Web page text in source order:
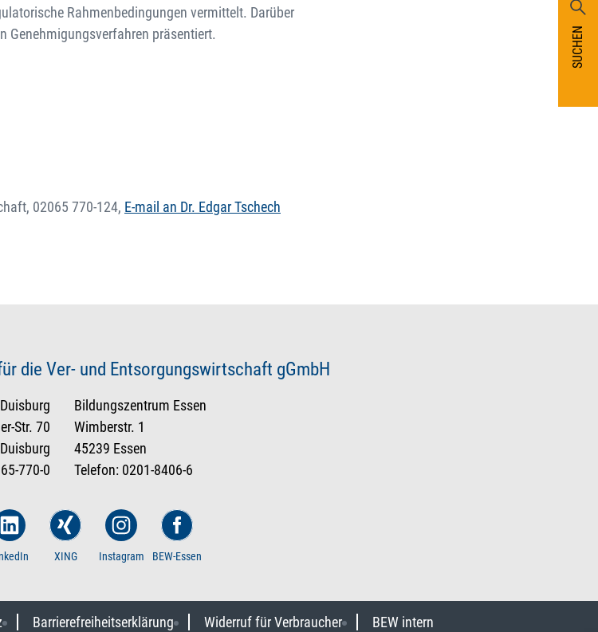
SUCHEN
Rahmenbedingungen vermittelt. Darüber
Genehmigungsverfahren präsentiert.
02065 770-124, E-mail an Dr. Edgar Tschech
die Ver- und Entsorgungswirtschaft gGmbH
Str. 70
770-0
Bildungszentrum Essen
Wimberstr. 1
45239 Essen
Telefon: 0201-8406-6
XING Instagram BEW-Essen
Barrierefreiheitserklärung Widerruf für Verbraucher BEW intern